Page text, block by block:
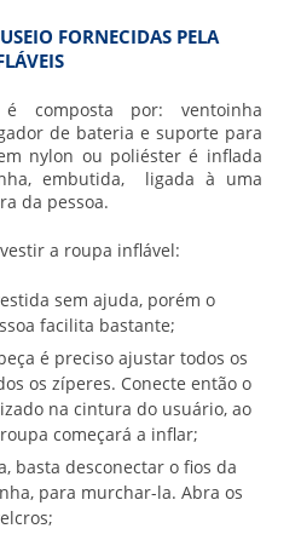
FORNECIDAS PELA
composta por: ventoinha
de bateria e suporte para
nylon ou poliéster é inflada
embutida, ligada à uma
da pessoa.
a roupa inflável:
sem ajuda, porém o
facilita bastante;
é preciso ajustar todos os
os zíperes. Conecte então o
na cintura do usuário, ao
começará a inflar;
basta desconectar o fios da
para murchar-la. Abra os